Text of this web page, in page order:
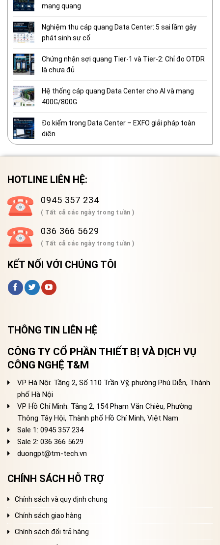
mạng quang
Nghiệm thu cáp quang Data Center: 5 sai lầm gây
phát sinh sự cố
Chứng nhận sợi quang Tier-1 và Tier-2: Chỉ đo OTDR
là chưa đủ
Hệ thống cáp quang Data Center cho AI và mạng
400G/800G
Đo kiểm trong Data Center – EXFO giải pháp toàn
diện
HOTLINE LIÊN HỆ:
0945 357 234
( Tất cả các ngày trong tuần )
036 366 5629
( Tất cả các ngày trong tuần )
KẾT NỐI VỚI CHÚNG TÔI
THÔNG TIN LIÊN HỆ
CÔNG TY CỔ PHẦN THIẾT BỊ VÀ DỊCH VỤ
CÔNG NGHỆ T&M
VP Hà Nội: Tầng 2, Số 110 Trần Vỹ, phường Phú Diễn, Thành
phố Hà Nội
VP Hồ Chí Minh: Tầng 2, 154 Phạm Văn Chiêu, Phường
Thông Tây Hội, Thành phố Hồ Chí Minh, Việt Nam
Sale 1: 0945 357 234
Sale 2: 036 366 5629
duongpt@tm-tech.vn
CHÍNH SÁCH HỖ TRỢ
Chính sách và quy định chung
Chính sách giao hàng
Chính sách đổi trả hàng